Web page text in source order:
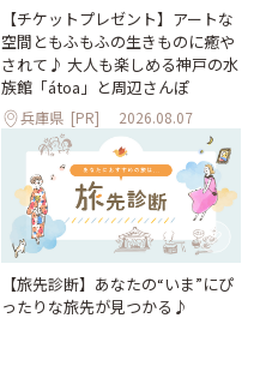
【チケットプレゼント】アートな
空間ともふもふの生きものに癒や
されて♪ 大人も楽しめる神戸の水
族館「átoa」と周辺さんぽ
兵庫県 [PR] 2026.08.07
【旅先診断】あなたの“いま”にぴ
ったりな旅先が見つかる♪